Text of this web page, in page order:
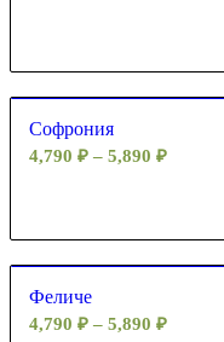
Софрония
4,790 ₽ – 5,890 ₽
Феличе
4,790 ₽ – 5,890 ₽